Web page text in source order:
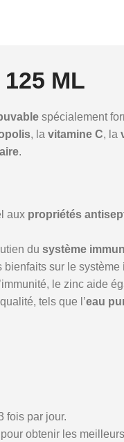
ML
spécialement
, la vitamine C, la
.
aux propriétés
du système
sur le système
le zinc aide
tels que l’eau
fois par jour.
obtenir les